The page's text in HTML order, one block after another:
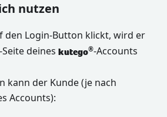
nutzen
den Login-Button klickt, wird er
deines kutego®-Accounts
kann der Kunde (je nach
Accounts):